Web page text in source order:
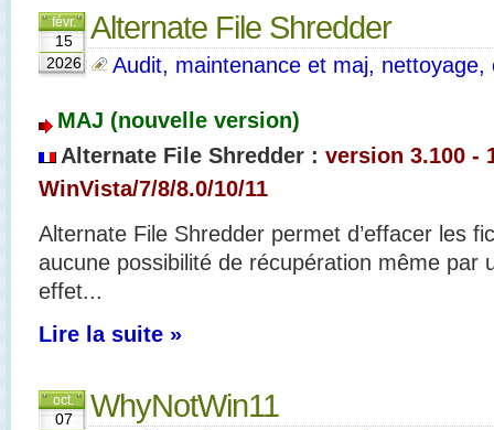
févr.
15
2026
Alternate File Shredder
Audit, maintenance et maj, nettoyage,
MAJ (nouvelle version)
Alternate File Shredder : version 3.100 -
WinVista/7/8/8.0/10/11
Alternate File Shredder permet d’effacer les
aucune possibilité de récupération même par
effet...
Lire la suite »
oct.
07
WhyNotWin11